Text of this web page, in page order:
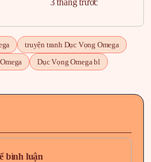
3 tháng trước
truyện tranh Dục Vọng Omega
Dục Vọng Omega bl
bình luận